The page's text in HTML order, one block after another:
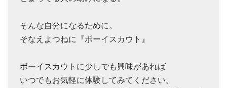
そんな自分になるために。
そなえよつねに『ボーイスカウト』
ボーイスカウトに少しでも興味があれば
いつでもお気軽に体験してみてください。